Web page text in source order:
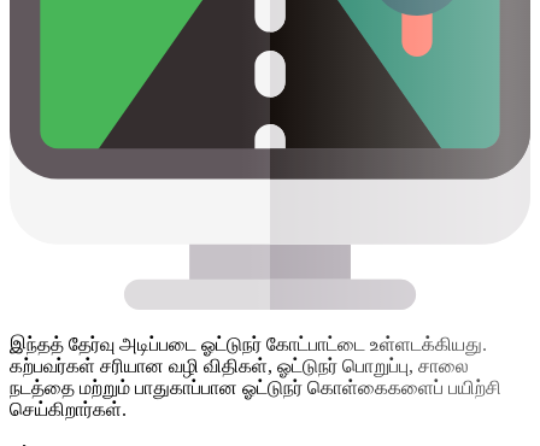
இந்தத் தேர்வு அடிப்படை ஓட்டுநர் கோட்பாட்டை உள்ளடக்கியது.
கற்பவர்கள் சரியான வழி விதிகள், ஓட்டுநர் பொறுப்பு, சாலை
நடத்தை மற்றும் பாதுகாப்பான ஓட்டுநர் கொள்கைகளைப் பயிற்சி
செய்கிறார்கள்.